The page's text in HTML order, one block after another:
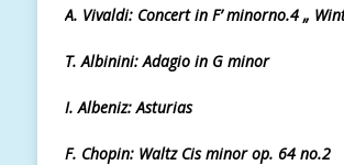
А. Vivaldi: Concert in F’ minorno.4 „
T. Albinini: Adagio in G minor
I.Albeniz: Asturias
F. Chopin: Waltz Cis minor op. 64 no.2